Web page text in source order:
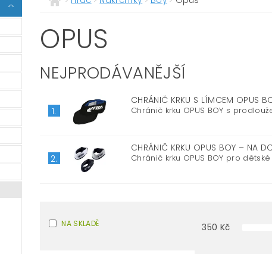
ÚDAJŮ
OPUS
NEJPRODÁVANĚJŠÍ
1.
CHRÁNIČ KRKU S LÍMCEM OPUS
Chránič krku OPUS BOY s
2.
CHRÁNIČ KRKU OPUS BOY – NA
Chránič krku OPUS BOY pro
NA SKLADĚ 350 Kč